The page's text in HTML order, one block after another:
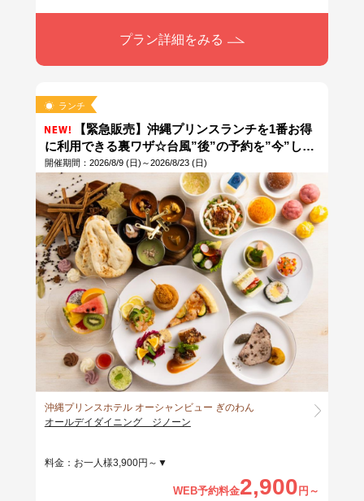
プラン詳細をみる
ランチ
【緊急販売】沖縄プリンスランチを1番お得
に利用できる裏ワザ☆台風”後”の予約を”今”しよ
う◎台風が発生している期間にだけ予約できる緊
急販売プラン！なんと最大1,350円OFF！！
開催期間：2026/8/9 (日)～2026/8/23 (日)
沖縄プリンスホテル オーシャンビュー ぎのわん
オールデイダイニング ジノーン
料金：お一人様3,900円～▼
WEB予約料金2,900 円～